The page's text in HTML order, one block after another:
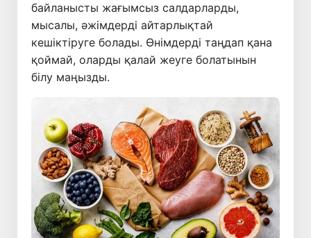
байланысты жағымсыз салдарларды,
мысалы, әжімдерді айтарлықтай
кешіктіруге болады. Өнімдерді таңдап қана
қоймай, оларды қалай жеуге болатынын
білу маңызды.